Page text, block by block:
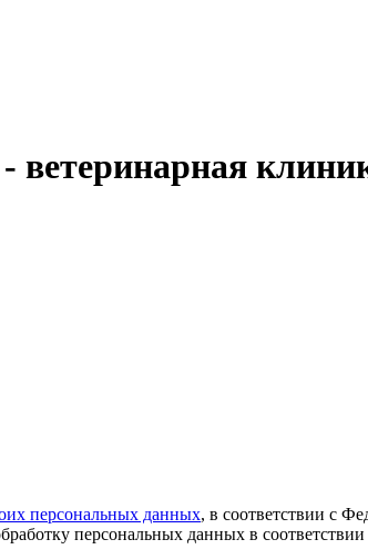
ветеринарная
персональных данных, в соответствии с
персональных данных в соответствии